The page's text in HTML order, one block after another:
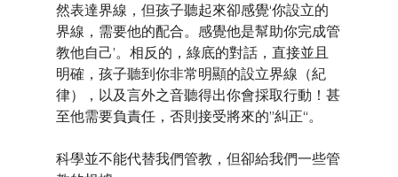
然表達界線，但孩子聽起來卻感覺‘你設立的
界線，需要他的配合。感覺他是幫助你完成管
教他自己’。相反的，綠底的對話，直接並且
明確，孩子聽到你非常明顯的設立界線（紀
律），以及言外之音聽得出你會採取行動！甚
至他需要負責任，否則接受將來的”糾正“。
科學並不能代替我們管教，但卻給我們一些管